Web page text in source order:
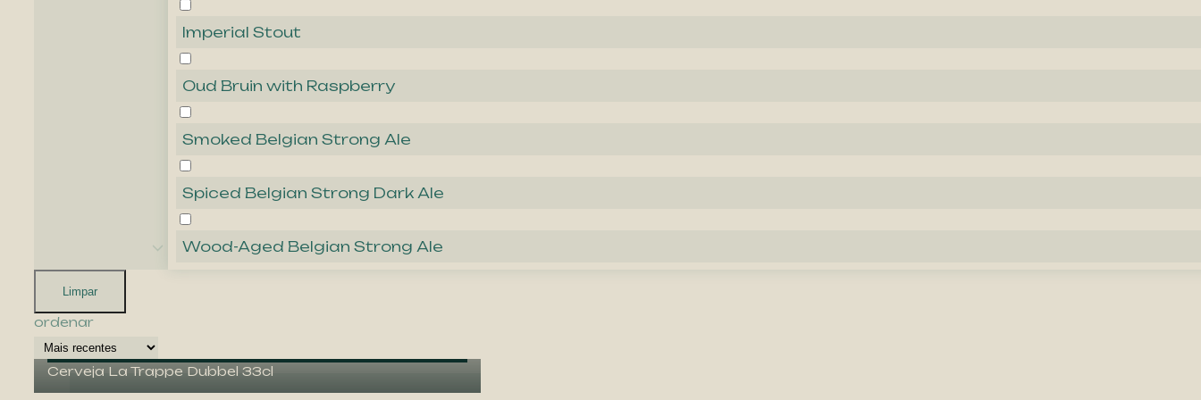
Imperial Stout
Oud Bruin with Raspberry
Smoked Belgian Strong Ale
Spiced Belgian Strong Dark Ale
Wood-Aged Belgian Strong Ale
Limpar
ordenar
-35%
Cerveja La Trappe Dubbel 33cl